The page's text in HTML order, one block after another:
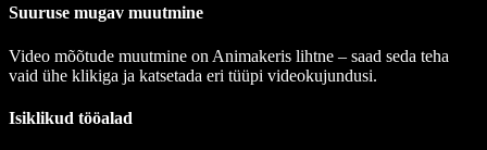
Suuruse mugav muutmine
Video mõõtude muutmine on Animakeris lihtne – saad seda teha
vaid ühe klikiga ja katsetada eri tüüpi videokujundusi.
Isiklikud tööalad